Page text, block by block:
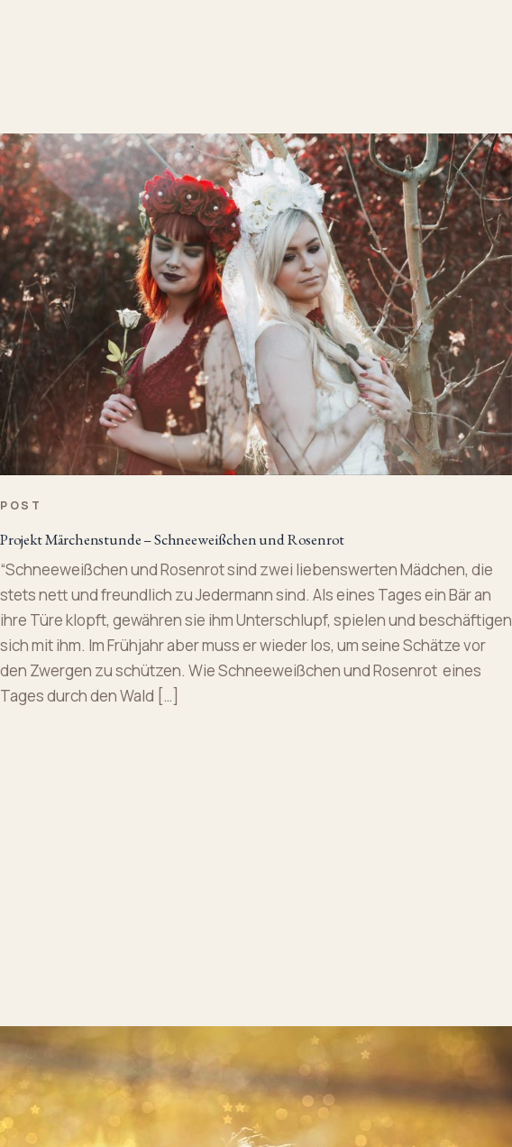
POST
Projekt Märchenstunde – Schneeweißchen und Rosenrot
“Schneeweißchen und Rosenrot sind zwei liebenswerten Mädchen, die
stets nett und freundlich zu Jedermann sind. Als eines Tages ein Bär an
ihre Türe klopft, gewähren sie ihm Unterschlupf, spielen und beschäftigen
sich mit ihm. Im Frühjahr aber muss er wieder los, um seine Schätze vor
den Zwergen zu schützen. Wie Schneeweißchen und Rosenrot eines
Tages durch den Wald […]